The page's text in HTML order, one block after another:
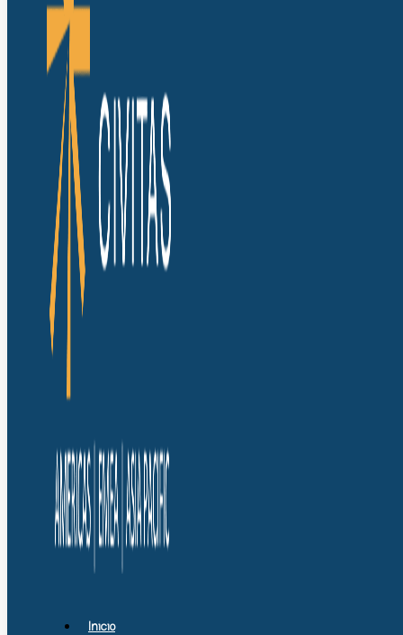
Inicio